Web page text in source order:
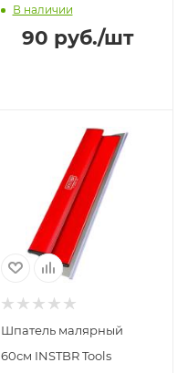
В наличии
90 руб./шт
Шпатель малярный
60см INSTBR Tools